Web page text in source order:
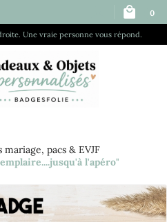
Une vraie personne vous répond.
0
mariage, pacs & EVJF
l'apéro"